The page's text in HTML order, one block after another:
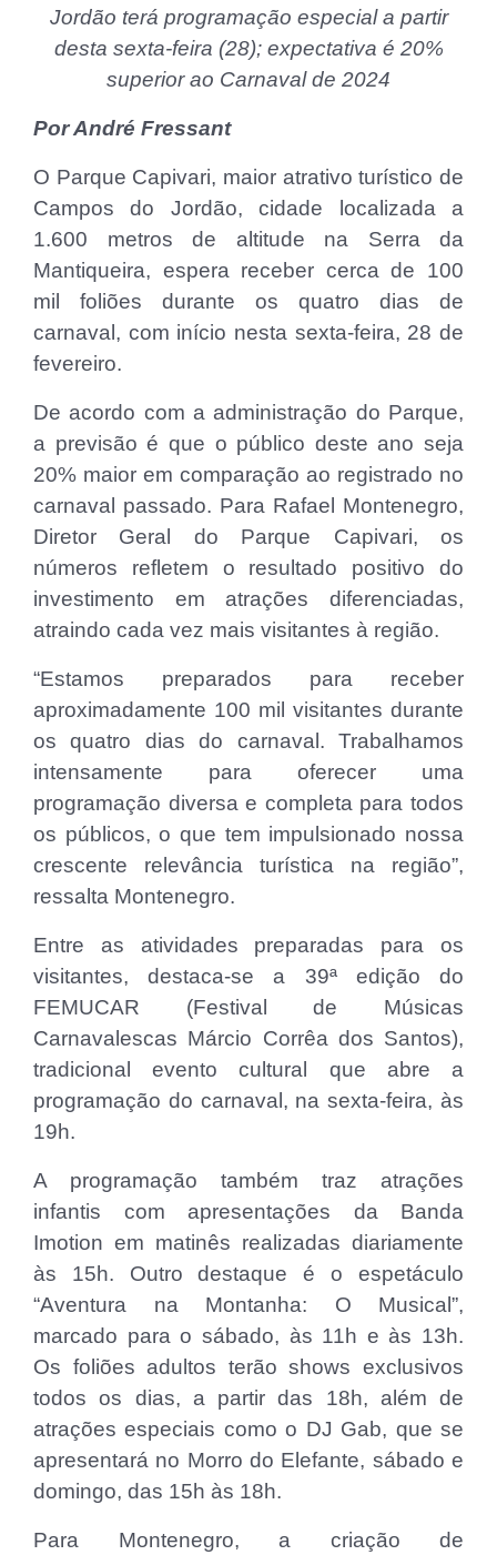
Jordão terá programação especial a partir
desta sexta-feira (28); expectativa é 20%
superior ao Carnaval de 2024
Por André Fressant
O Parque Capivari, maior atrativo turístico de
Campos do Jordão, cidade localizada a
1.600 metros de altitude na Serra da
Mantiqueira, espera receber cerca de 100
mil foliões durante os quatro dias de
carnaval, com início nesta sexta-feira, 28 de
fevereiro.
De acordo com a administração do Parque,
a previsão é que o público deste ano seja
20% maior em comparação ao registrado no
carnaval passado. Para Rafael Montenegro,
Diretor Geral do Parque Capivari, os
números refletem o resultado positivo do
investimento em atrações diferenciadas,
atraindo cada vez mais visitantes à região.
“Estamos preparados para receber
aproximadamente 100 mil visitantes durante
os quatro dias do carnaval. Trabalhamos
intensamente para oferecer uma
programação diversa e completa para todos
os públicos, o que tem impulsionado nossa
crescente relevância turística na região”,
ressalta Montenegro.
Entre as atividades preparadas para os
visitantes, destaca-se a 39ª edição do
FEMUCAR (Festival de Músicas
Carnavalescas Márcio Corrêa dos Santos),
tradicional evento cultural que abre a
programação do carnaval, na sexta-feira, às
19h.
A programação também traz atrações
infantis com apresentações da Banda
Imotion em matinês realizadas diariamente
às 15h. Outro destaque é o espetáculo
“Aventura na Montanha: O Musical”,
marcado para o sábado, às 11h e às 13h.
Os foliões adultos terão shows exclusivos
todos os dias, a partir das 18h, além de
atrações especiais como o DJ Gab, que se
apresentará no Morro do Elefante, sábado e
domingo, das 15h às 18h.
Para Montenegro, a criação de